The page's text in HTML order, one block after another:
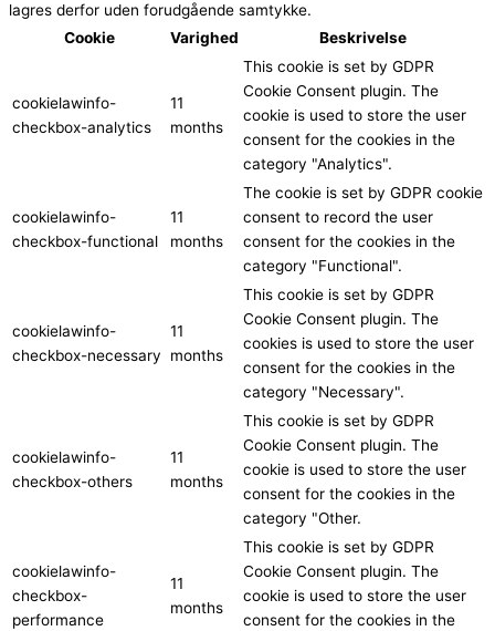
lagres derfor uden forudgående samtykke.
Cookie
Varighed Beskrivelse
cookielawinfo-
checkbox-analytics
11
months
This cookie is set by GDPR
Cookie Consent plugin. The
cookie is used to store the user
consent for the cookies in the
category "Analytics".
cookielawinfo-
checkbox-functional
11
months
The cookie is set by GDPR cookie
consent to record the user
consent for the cookies in the
category "Functional".
cookielawinfo-
checkbox-necessary
11
months
This cookie is set by GDPR
Cookie Consent plugin. The
cookies is used to store the user
consent for the cookies in the
category "Necessary".
cookielawinfo-
checkbox-others
11
months
This cookie is set by GDPR
Cookie Consent plugin. The
cookie is used to store the user
consent for the cookies in the
category "Other.
cookielawinfo-
checkbox-
performance
11
months
This cookie is set by GDPR
Cookie Consent plugin. The
cookie is used to store the user
consent for the cookies in the